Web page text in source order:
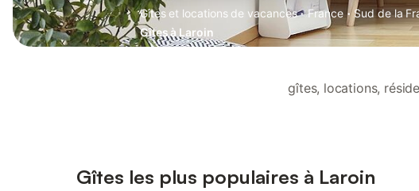
Gîtes et locations de vacances · France · Sud de la
Gîtes à Laroin
gîtes, locations,
Gîtes les plus populaires à Laroin